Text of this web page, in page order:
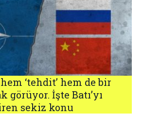
hem ‘tehdit’ hem de bir
görüyor. İşte Batı’yı
sekiz konu